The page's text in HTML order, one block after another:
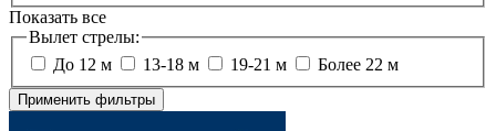
Показать все
Вылет стрелы:
До 12 м
13-18 м 19-21 м Более 22 м
Применить фильтры